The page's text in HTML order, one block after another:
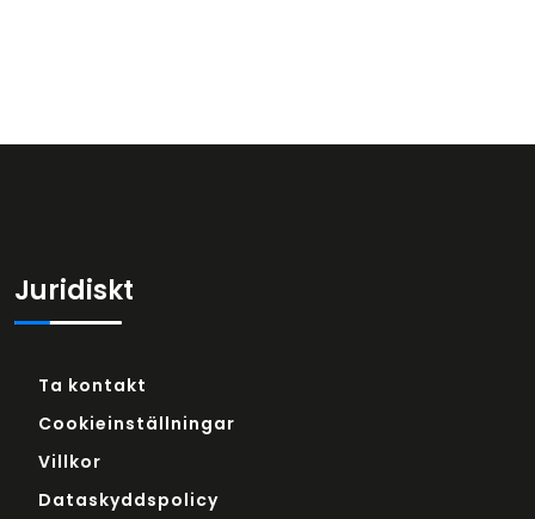
Juridiskt
Ta kontakt
Cookieinställningar
Villkor
Dataskyddspolicy